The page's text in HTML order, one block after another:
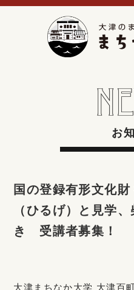
お
国の登録有形文化
（ひるげ）と見学
き 受講者募集！
大津まちなか大学 大津百